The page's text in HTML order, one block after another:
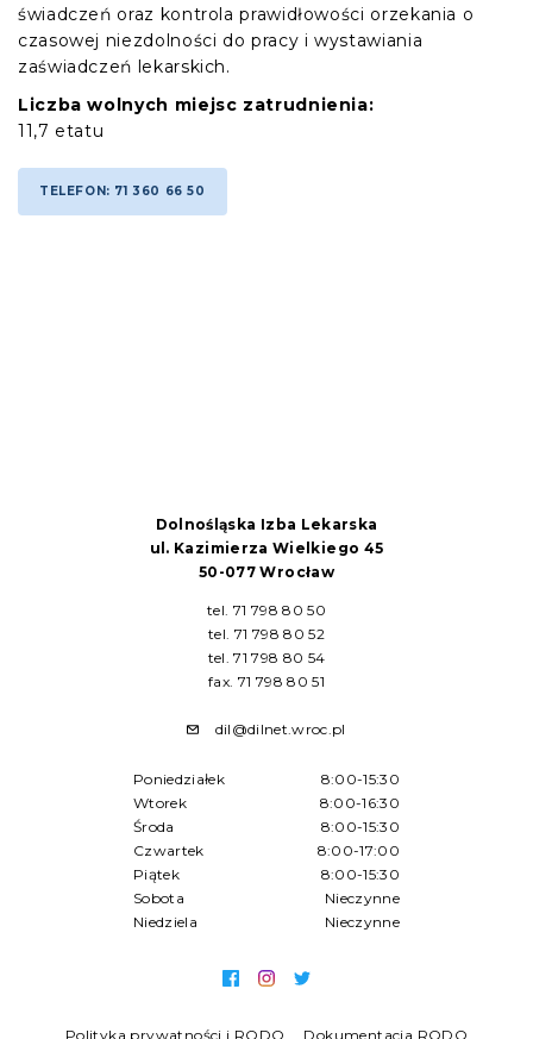
świadczeń oraz kontrola prawidłowości orzekania o
czasowej niezdolności do pracy i wystawiania
zaświadczeń lekarskich.
Liczba wolnych miejsc zatrudnienia:
11,7 etatu
TELEFON: 71 360 66 50
Dolnośląska Izba Lekarska
ul. Kazimierza Wielkiego 45
50-077 Wrocław
tel. 71 798 80 50
tel. 71 798 80 52
tel. 71 798 80 54
fax. 71 798 80 51
dil@dilnet.wroc.pl
Poniedziałek
8:00-15:30
Wtorek
8:00-16:30
Środa
8:00-15:30
Czwartek
8:00-17:00
Piątek
8:00-15:30
Sobota
Nieczynne
Niedziela
Nieczynne
Polityka prywatności i RODO Dokumentacja RODO